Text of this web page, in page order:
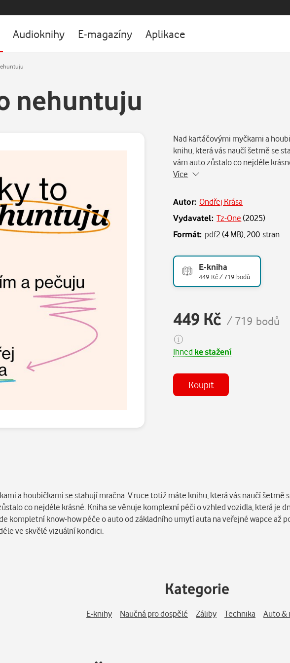
Audioknihy E-magazíny Aplikace
nehuntuju
Nad kartáčovými myčkami a
knihu, která vás naučí šetrně se
vám auto zůstalo co nejdéle
Více
Autor: Ondřej Krása
Vydavatel: Tz-One(2025)
Formát: pdf2(4 MB), 200 stran
E-kniha
449 Kč / 719 bodů
449 Kč / 719 bodů
Ihned ke stažení
Koupit
a houbičkami se stahují mračna. V ruce totiž máte knihu, která vás naučí šetrně
co nejdéle krásné. Kniha se věnuje komplexní péči o vzhled vozidla, která je
kompletní know-how péče o auto od základního umytí auta na veřejné wapce až
ve skvělé vizuální kondici.
Kategorie
E-knihy Naučná pro dospělé Záliby Technika Auto &